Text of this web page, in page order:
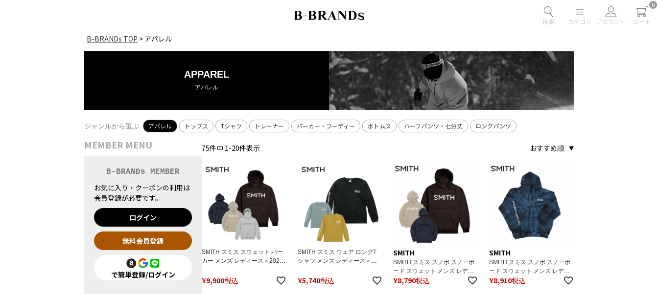
検索 カテゴリ アカウント
0
カート
B-BRANDs TOP アパレル
APPAREL
アパレル
ジャンルから選ぶ アパレル トップス Tシャツ トレーナー パーカー・フーディー ボトムス ハーフパンツ・七分丈 ロングパンツ
おすすめ順
75件中 1-20件表示
SMITH スミス スウェット パー
カー メンズ レディース＜2026
¥9,900税込
SMITH スミス ウェア ロングT
シャツ メンズ レディース＜
¥5,740税込
SMITH
SMITH スミス スノボ スノーボ
ード スウェット メンズ レディ
ース 2026 ESSENTIAL
¥8,790税込
SMITH
SMITH スミス スノボ スノーボ
ード スウェット メンズ レディ
ース 2025 Tie-Dye ISSUE
¥8,910税込
MEMBER MENU
B-BRANDs MEMBER
お気に入り・クーポンの利用は
会員登録が必要です。
ログイン
無料会員登録
で簡単登録/ログイン